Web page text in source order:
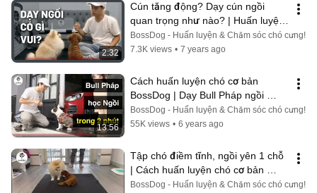
2:32
Cún tăng động? Dạy cún ngồi
quan trọng như nào? | Huấn luyện
chó cơ bản BossDog
BossDog - Huấn luyện & Chăm sóc chó cưng!
7.3K views • 7 years ago
13:56
Cách huấn luyện chó cơ bản
BossDog | Dạy Bull Pháp ngồi
nhanh trong 2 phút | French
Bulldog training
BossDog - Huấn luyện & Chăm sóc chó cưng!
55K views • 6 years ago
Tập chó điềm tĩnh, ngồi yên 1 chỗ
| Cách huấn luyện chó cơ bản
BossDog | Dog training
BossDog - Huấn luyện & Chăm sóc chó cưng!